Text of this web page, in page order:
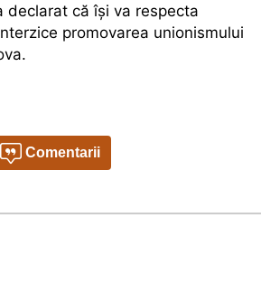
declarat că își va respecta
promovarea unionismului
Comentarii